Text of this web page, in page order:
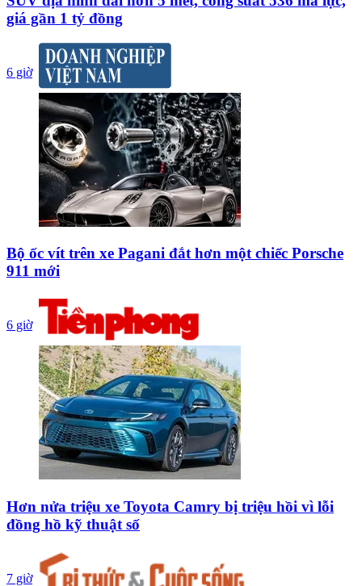
giá gần 1 tỷ đồng
6 giờ
Bộ ốc vít trên xe Pagani đắt hơn một chiếc Porsche
911 mới
6 giờ
Hơn nửa triệu xe Toyota Camry bị triệu hồi vì lỗi
đồng hồ kỹ thuật số
7 giờ